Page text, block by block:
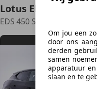
Lotus Eletre
EDS 450 S 4WD Executive
Om jou een
door ons
derden
samen
apparatuur
slaan en te